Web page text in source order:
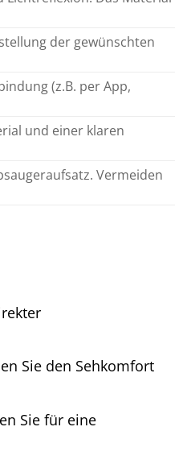
der gewünschten
(z.B. per App,
und einer klaren
Vermeiden
Sie den Sehkomfort
Sie für eine